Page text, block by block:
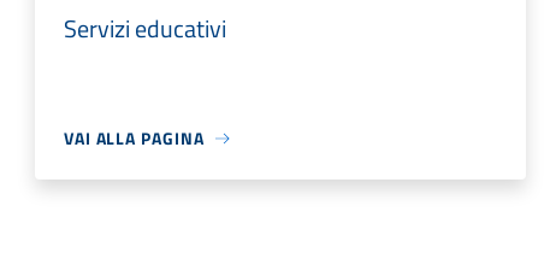
Servizi educativi
VAI ALLA PAGINA